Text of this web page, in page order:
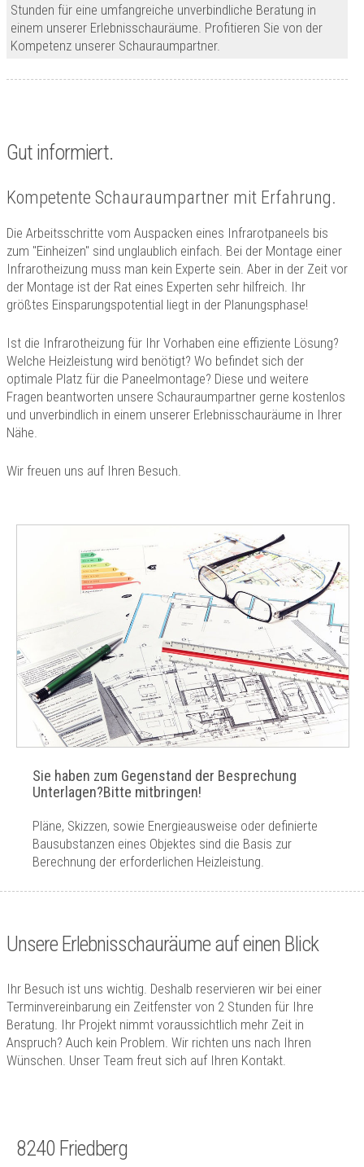
Stunden für eine umfangreiche unverbindliche Beratung in
einem unserer Erlebnisschauräume. Profitieren Sie von der
Kompetenz unserer Schauraumpartner.
Gut informiert.
Kompetente Schauraumpartner mit Erfahrung.
Die Arbeitsschritte vom Auspacken eines Infrarotpaneels bis
zum "Einheizen" sind unglaublich einfach. Bei der Montage einer
Infrarotheizung muss man kein Experte sein. Aber in der Zeit vor
der Montage ist der Rat eines Experten sehr hilfreich. Ihr
größtes Einsparungspotential liegt in der Planungsphase!
Ist die Infrarotheizung für Ihr Vorhaben eine effiziente Lösung?
Welche Heizleistung wird benötigt? Wo befindet sich der
optimale Platz für die Paneelmontage? Diese und weitere
Fragen beantworten unsere Schauraumpartner gerne kostenlos
und unverbindlich in einem unserer Erlebnisschauräume in Ihrer
Nähe.
Wir freuen uns auf Ihren Besuch.
Sie haben zum Gegenstand der Besprechung
Unterlagen?Bitte mitbringen!
Pläne, Skizzen, sowie Energieausweise oder definierte
Bausubstanzen eines Objektes sind die Basis zur
Berechnung der erforderlichen Heizleistung.
Unsere Erlebnisschauräume auf einen Blick
Ihr Besuch ist uns wichtig. Deshalb reservieren wir bei einer
Terminvereinbarung ein Zeitfenster von 2 Stunden für Ihre
Beratung. Ihr Projekt nimmt voraussichtlich mehr Zeit in
Anspruch? Auch kein Problem. Wir richten uns nach Ihren
Wünschen. Unser Team freut sich auf Ihren Kontakt.
8240 Friedberg